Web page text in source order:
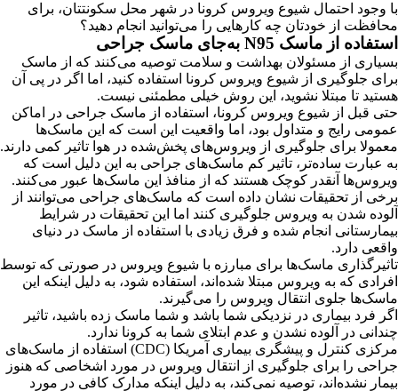
با وجود احتمال شیوع ویروس کرونا در شهر محل سکونتتان، برای
محافظت از خودتان چه کارهایی را می‌توانید انجام دهید؟
استفاده از ماسک N95 به‌جای ماسک جراحی
بسیاری از مسئولان بهداشت و سلامت توصیه می‌کنند که از ماسک
برای جلوگیری از شیوع ویروس کرونا استفاده کنید، اما اگر در پی آن
هستید تا مبتلا نشوید، این روش خیلی مطمئنی نیست.
حتی قبل از شیوع ویروس کرونا، استفاده از ماسک جراحی در اماکن
عمومی رایج و متداول بود، اما واقعیت این است که این ماسک‌ها
معمولا برای جلوگیری از ویروس‌های پخش‌شده در هوا تاثیر کمی دارند.
به عبارت ساده‌تر، تاثیر کم ماسک‌های جراحی به این دلیل است که
ویروس‌ها آنقدر کوچک هستند که از منافذ این ماسک‌ها عبور می‌کنند.
برخی از تحقیقات نشان داده است که ماسک‌های جراحی می‌توانند از
آلوده شدن به ویروس جلوگیری کنند اما این تحقیقات در شرایط
بیمارستانی انجام شده و فرق زیادی با استفاده از ماسک در دنیای
واقعی دارد.
تاثیرگذاری ماسک‌ها برای مبارزه با شیوع ویروس در صورتی که توسط
افرادی که به ویروس مبتلا شده‌اند، استفاده شود، به دلیل اینکه این
ماسک‌ها جلوی انتقال ویروس را می‌گیرند.
اگر فرد بیماری در نزدیکی شما باشد و شما ماسک زده باشید، تاثیر
چندانی در آلوده نشدن و عدم ابتلای شما به کرونا ندارد.
مرکزی کنترل و پیشگری بیماری آمریکا (CDC) استفاده از ماسک‌های
جراحی را برای جلوگیری از انتقال ویروس در مورد اشخاصی که هنوز
بیمار نشده‌اند، توصیه نمی‌کند، به دلیل اینکه مدارک کافی در مورد